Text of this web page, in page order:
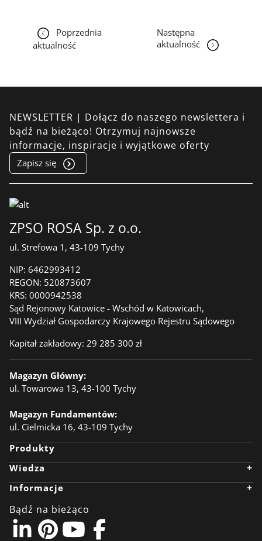
Poprzednia
aktualność
Następna
aktualność
NEWSLETTER | Dołącz do naszego newslettera i
bądź na bieżąco! Otrzymuj najnowsze
informacje, inspiracje i wyjątkowe oferty
Zapisz się
ZPSO ROSA Sp. z o.o.
ul. Strefowa 1, 43-109 Tychy
NIP: 6462993412
REGON: 520873607
KRS: 0000942538
Sąd Rejonowy Katowice - Wschód w Katowicach,
VIII Wydział Gospodarczy Krajowego Rejestru Sądowego
Kapitał zakładowy: 29 285 300 zł
Magazyn Główny:
ul. Towarowa 13, 43-100 Tychy
Magazyn Fundamentów:
ul. Cielmicka 16, 43-109 Tychy
Produkty
Wiedza
+
Kompletator
Anodownia
Ekologia
BIM Object
LinkedIn
Informacje +
Kariera
Aktualności
Pliki do pobrania
Kontakt
Bądź na bieżąco